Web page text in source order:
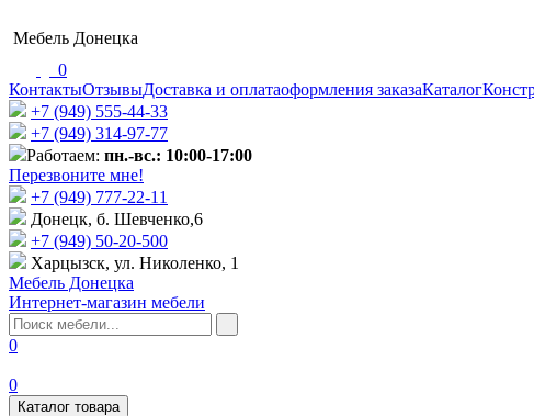
Мебель Донецка
0
КонтактыОтзывыДоставка и оплатаоформления заказаКаталог
+7 (949) 555-44-33
+7 (949) 314-97-77
Работаем: пн.-вс.: 10:00-17:00
Перезвоните мне!
+7 (‎949) 777-22-11
Донецк, б. Шевченко,6
+7 (949) 50-20-500
Харцызск, ул. Николенко, 1
Мебель Донецка
Интернет-магазин мебели
0
0
Каталог товара